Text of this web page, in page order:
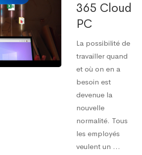
365 Cloud
PC
La possibilité de
travailler quand
et où on en a
besoin est
devenue la
nouvelle
normalité. Tous
les employés
veulent un ...